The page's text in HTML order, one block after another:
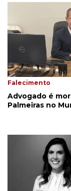
Falecimento
Advogado é
Palmeiras no